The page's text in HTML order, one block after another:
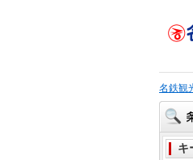
名鉄観
キ